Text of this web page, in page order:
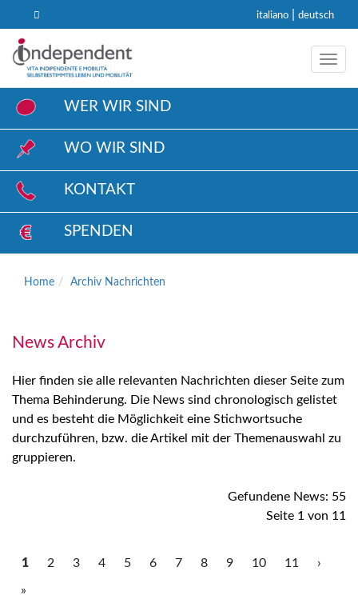
italiano deutsch
WER WIR SIND
WO WIR SIND
KONTAKT
SPENDEN
Home Archiv Nachrichten
News Archiv
Hier finden sie alle relevanten Nachrichten dieser Seite zum
Thema Behinderung. Die News sind chronologisch gelistet
und es besteht die Möglichkeit eine Stichwortsuche
durchzuführen, bzw. die Artikel mit der Themenauswahl zu
gruppieren.
Gefundene News: 55
Seite 1 von 11
1 2 3 4 5 6 7 8 9 10 11 ›
»